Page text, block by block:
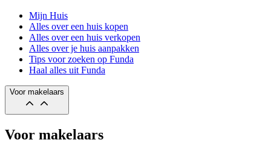
Mijn Huis
Alles over een huis kopen
Alles over een huis verkopen
Alles over je huis aanpakken
Tips voor zoeken op Funda
Haal alles uit Funda
Voor makelaars
Voor makelaars